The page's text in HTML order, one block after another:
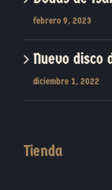
febrero 9, 2023
Nuevo disco
diciembre 1, 2022
Tienda